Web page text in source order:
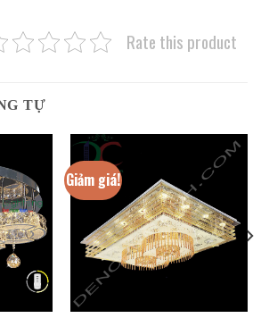
Rate this product
TỰ
Giảm giá!